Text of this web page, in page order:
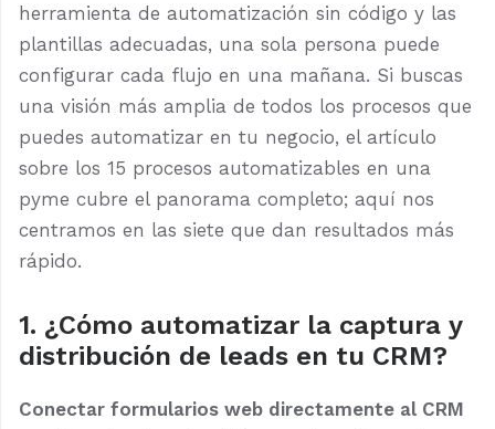
herramienta de automatización sin código y las
plantillas adecuadas, una sola persona puede
configurar cada flujo en una mañana. Si buscas
una visión más amplia de todos los procesos que
puedes automatizar en tu negocio, el artículo
sobre los 15 procesos automatizables en una
pyme cubre el panorama completo; aquí nos
centramos en las siete que dan resultados más
rápido.
1. ¿Cómo automatizar la captura y
distribución de leads en tu CRM?
Conectar formularios web directamente al CRM